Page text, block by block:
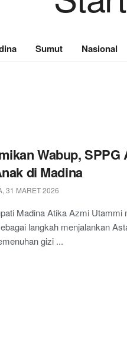
Sumut Nasional
Wabup, SPPG
di Madina
31 MARET 2026
Madina Atika Azmi
langkah menjalankan
gizi ...